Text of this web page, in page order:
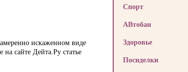
искаженном виде
сайте Дейта.Ру статье
Спорт
АВтобан
Здоровье
Посиделки